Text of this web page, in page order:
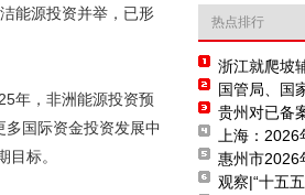
能源投资并举，已形
年，非洲能源投资预
国际资金投资发展中
标。
热点排行
浙江就爬坡
国管局、国
贵州对已备
上海：
惠州市2026
观察|“十五